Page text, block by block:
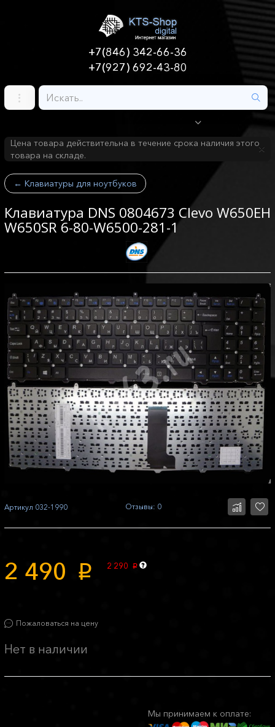
+7(846) 342-66-36
+7(927) 692-43-80
Цена товара действительна в течение срока наличия этого
товара на складе.
← Клавиатуры для ноутбуков
Клавиатура DNS 0804673 Clevo W650EH
W650SR 6-80-W6500-281-1
Артикул 032-1990 Отзывы: 0
2 490 p 2 290 p
Пожаловаться на цену
Нет в наличии
Мы принимаем к оплате: